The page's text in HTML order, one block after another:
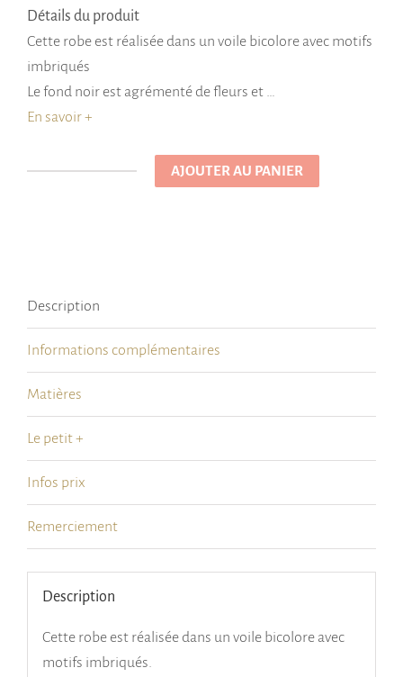
Détails du produit
Cette robe est réalisée dans un voile bicolore avec motifs
imbriqués
Le fond noir est agrémenté de fleurs et …
En savoir +
nu
AJOUTER AU PANIER
Description
Informations complémentaires
Matières
Le petit +
Infos prix
Remerciement
Description
Cette robe est réalisée dans un voile bicolore avec
motifs imbriqués.